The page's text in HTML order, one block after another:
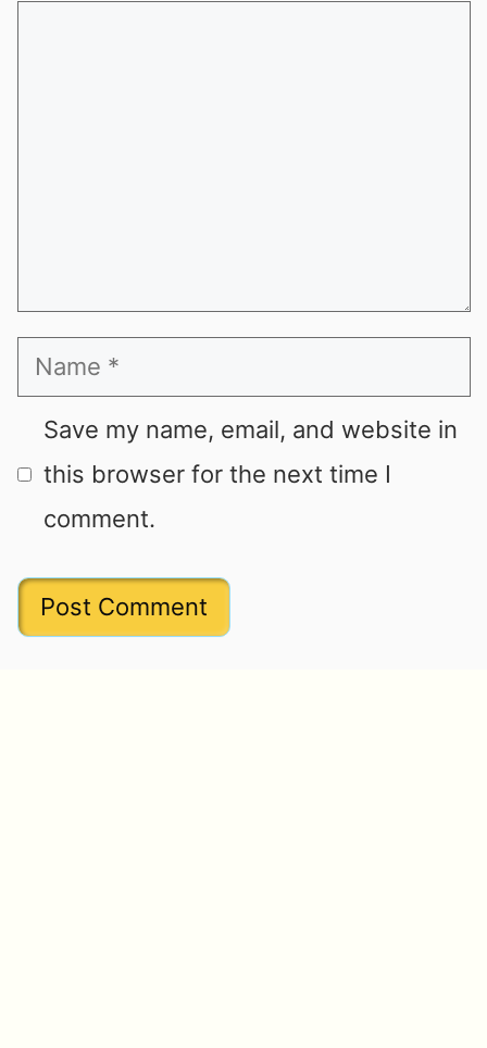
Name
Save my name, email, and website in
this browser for the next time I
comment.